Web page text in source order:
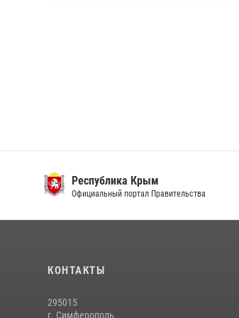
Республика Крым
Официальный портал Правительства
КОНТАКТЫ
295015
г. Симферополь,